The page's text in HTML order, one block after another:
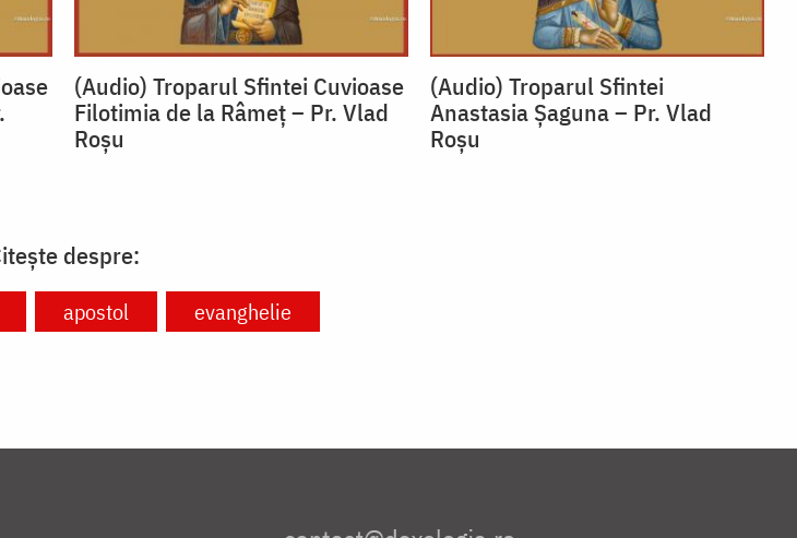
(Audio) Troparul Sfintei Cuvioase
Filotimia de la Râmeț – Pr. Vlad
Roșu
(Audio) Troparul Sfintei
Anastasia Șaguna – Pr. Vlad
Roșu
despre:
apostol evanghelie